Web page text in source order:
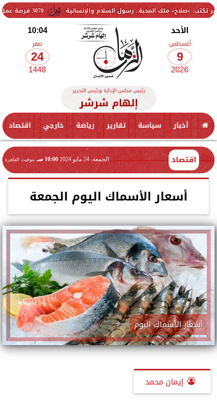
3070 فرصة عمل جديدة بالقطاع الخاص.. وظائف برواتب تصل إلى 9500 جنيه المحبة.. رسول السلام والإنسانية
الأحد
أغسطس
9
2026
10:04
صفر
24
1448
رئيس مجلس الإدارة ورئيس التحرير
إلهام شرشر
أخبار سياسة تقارير رياضة خارجي اقتصاد
اقتصاد الجمعة، 24 مايو 2024 10:00 صـ بتوقيت القاهرة
أسعار الأسماك اليوم الجمعة
أسعار الأسماك اليوم
إيمان محمد